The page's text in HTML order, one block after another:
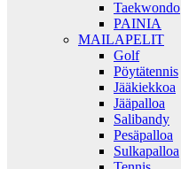
Taekwondo
PAINIA
MAILAPELIT
Golf
Pöytätennis
Jääkiekkoa
Jääpalloa
Salibandy
Pesäpalloa
Sulkapalloa